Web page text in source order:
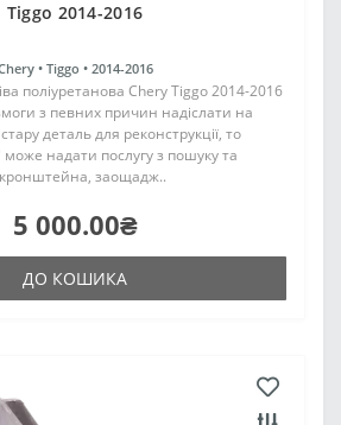
Tiggo 2014-2016
• Tiggo • 2014-2016
поліуретанова Chery Tiggo 2014-2016
з певних причин надіслати на
деталь для реконструкції, то
надати послугу з пошуку та
кронштейна, заощадж..
5 000.00₴
ДО КОШИКА